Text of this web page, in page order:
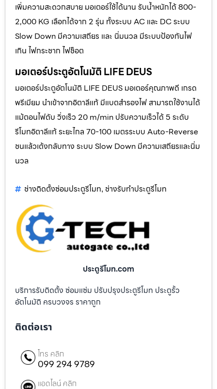
เพิ่มความสะดวกสบาย มอเตอร์ใช้ได้นาน รับน้ำหนักได้ 800-
2,000 KG เลือกได้จาก 2 รุ่น ทั้งระบบ AC และ DC ระบบ
Slow Down มีความเสถียร และ นิ่มนวล มีระบบป้องกันไฟ
เกิน ไฟกระชาก ไฟช็อต
มอเตอร์ประตูอัตโนมัติ LIFE DEUS
มอเตอร์ประตูอัตโนมัติ LIFE DEUS มอเตอร์คุณภาพดี เกรด
พรีเมียม นำเข้าจากอิตาลีแท้ มีแบตสำรองไฟ สามารถใช้งานได้
แม้ตอนไฟดับ วิ่งเร็ว 20 m/min ปรับความเร็วได้ 5 ระดับ
รีโมทอิตาลีแท้ ระยะไกล 70-100 เมตรระบบ Auto-Reverse
ชนแล้วเด้งกลับทาง ระบบ Slow Down มีความเสถียรและนิ่ม
นวล
ช่างติดตั้งซ่อมประตูรีโมท, ช่างรับทำประตูรีโมท
ประตูรีโมท.com
บริการรับติดตั้ง ซ่อมแซ่ม ปรับปรุงประตูรีโมท ประตูรั้ว
อัตโนมัติ ครบวงจร ราคาถูก
ติดต่อเรา
โทร คลิก
099 294 9789
แอดไลน์ คลิก